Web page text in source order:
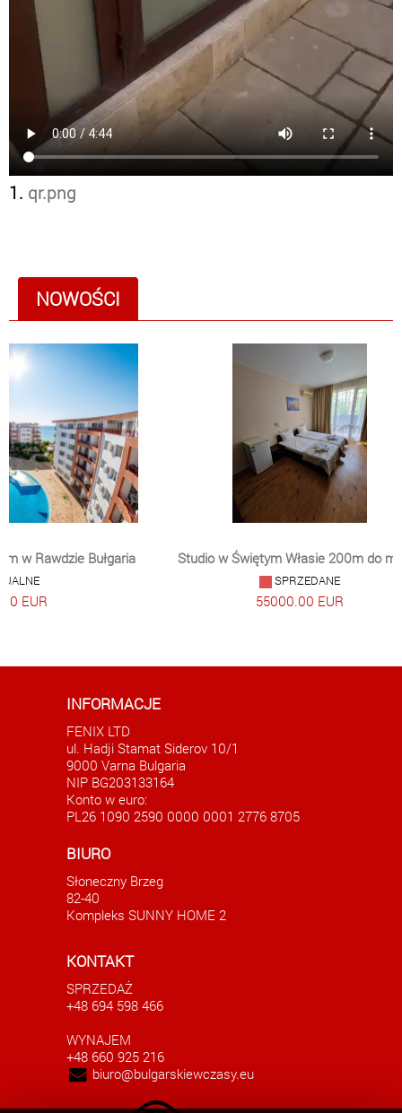
1. qr.png
NOWOŚCI
Bułgaria Studio w Świętym Własie 200m do morza
SPRZEDANE
55000.00 EUR
Apartament nad morzem w Rawdzie Bułgaria
INFORMACJE
FENIX LTD
ul. Hadji Stamat Siderov 10/1
9000 Varna Bulgaria
NIP BG203133164
Konto w euro:
PL26 1090 2590 0000 0001 2776 8705
BIURO
Słoneczny Brzeg
82-40
Kompleks SUNNY HOME 2
KONTAKT
SPRZEDAŻ
+48 694 598 466
WYNAJEM
+48 660 925 216
biuro@bulgarskiewczasy.eu